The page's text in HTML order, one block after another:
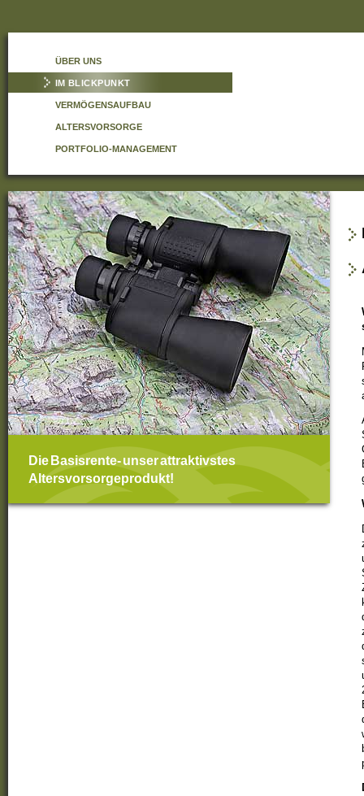
ÜBER UNS
IM BLICKPUNKT
VERMÖGENSAUFBAU
ALTERSVORSORGE
PORTFOLIO-MANAGEMENT
Die Basisrente- unser attraktivstes
Altersvorsorgeprodukt!